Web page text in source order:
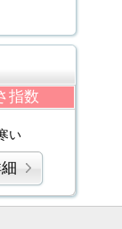
指数
い